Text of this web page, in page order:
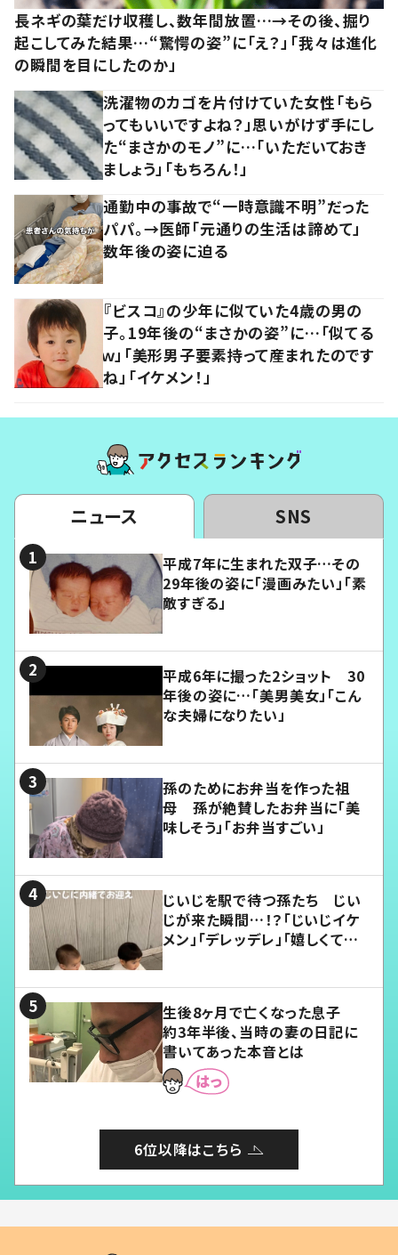
長ネギの葉だけ収穫し、数年間放置…→その後、掘り
起こしてみた結果…“驚愕の姿”に「え？」「我々は進化
の瞬間を目にしたのか」
洗濯物のカゴを片付けていた女性「もら
ってもいいですよね？」思いがけず手にし
た“まさかのモノ”に…「いただいておき
ましょう」「もちろん！」
通勤中の事故で“一時意識不明”だった
パパ。→医師「元通りの生活は諦めて」
数年後の姿に迫る
『ビスコ』の少年に似ていた4歳の男の
子。19年後の“まさかの姿”に…「似てる
ｗ」「美形男子要素持って産まれたのです
ね」「イケメン！」
ニュース SNS
平成7年に生まれた双子…その
29年後の姿に「漫画みたい」「素
敵すぎる」
平成6年に撮った2ショット 30
年後の姿に…「美男美女」「こん
な夫婦になりたい」
孫のためにお弁当を作った祖
母 孫が絶賛したお弁当に「美
味しそう」「お弁当すごい」
じいじを駅で待つ孫たち じい
じが来た瞬間…！？「じいじイケ
メン」「デレッデレ」「嬉しくて可
生後8ヶ月で亡くなった息子
約3年半後、当時の妻の日記に
書いてあった本音とは
6位以降はこちら